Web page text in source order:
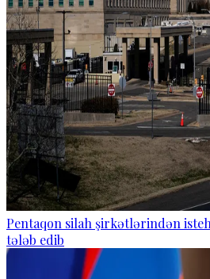
Pentaqon silah şirkətlərindən
tələb edib